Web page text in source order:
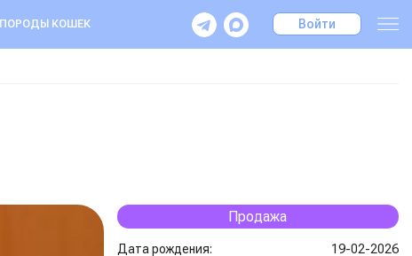
ПОРОДЫ КОШЕК Войти
Продажа
Дата рождения:
19-02-2026